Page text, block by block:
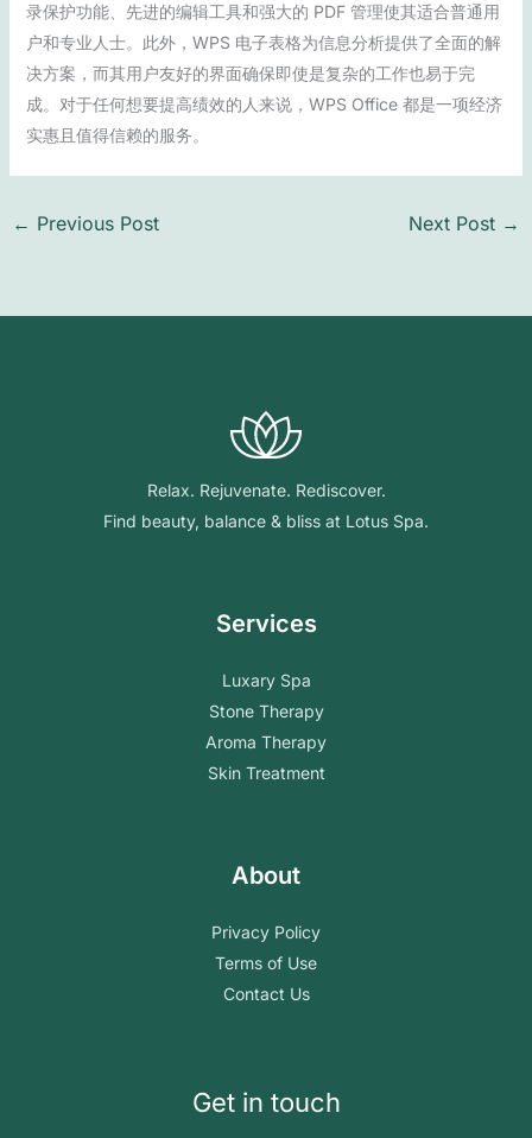
录保护功能、先进的编辑工具和强大的 PDF 管理使其适合普通用
户和专业人士。此外，WPS 电子表格为信息分析提供了全面的解
决方案，而其用户友好的界面确保即使是复杂的工作也易于完
成。对于任何想要提高绩效的人来说，WPS Office 都是一项经济
实惠且值得信赖的服务。
← Previous Post Next Post →
Relax. Rejuvenate. Rediscover.
Find beauty, balance & bliss at Lotus Spa.
Services
Luxary Spa
Stone Therapy
Aroma Therapy
Skin Treatment
About
Privacy Policy
Terms of Use
Contact Us
Get in touch